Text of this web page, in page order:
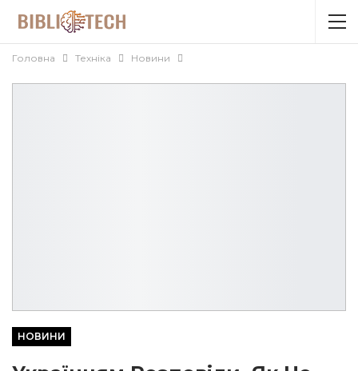
Головна Техніка Новини
НОВИНИ